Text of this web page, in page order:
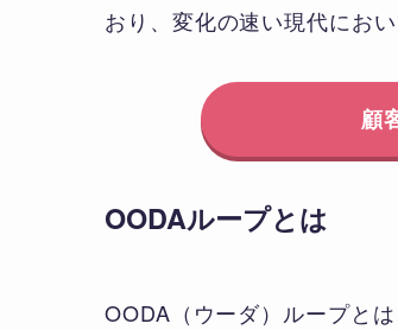
おり、変化の速い現代にお
顧
OODAループとは
OODA（ウーダ）ループと